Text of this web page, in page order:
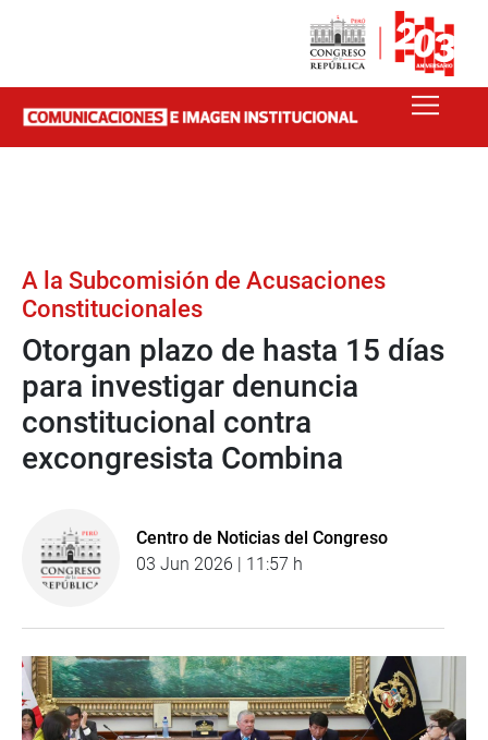
A la Subcomisión de Acusaciones
Constitucionales
Otorgan plazo de hasta 15 días
para investigar denuncia
constitucional contra
excongresista Combina
Centro de Noticias del Congreso
03 Jun 2026 | 11:57 h